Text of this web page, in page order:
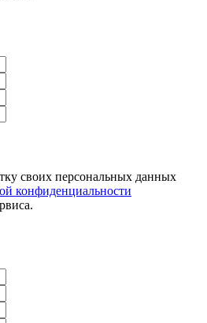
своих персональных данных
конфиденциальности